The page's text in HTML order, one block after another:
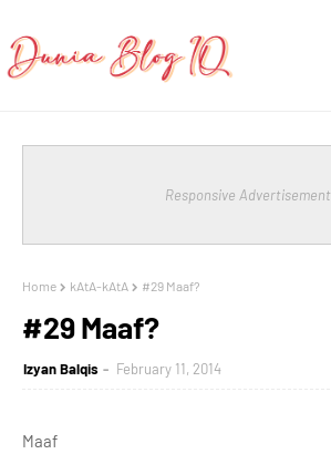
Responsive Advertisement
Home kAtA-kAtA #29 Maaf?
#29 Maaf?
Izyan Balqis February 11, 2014
Maaf